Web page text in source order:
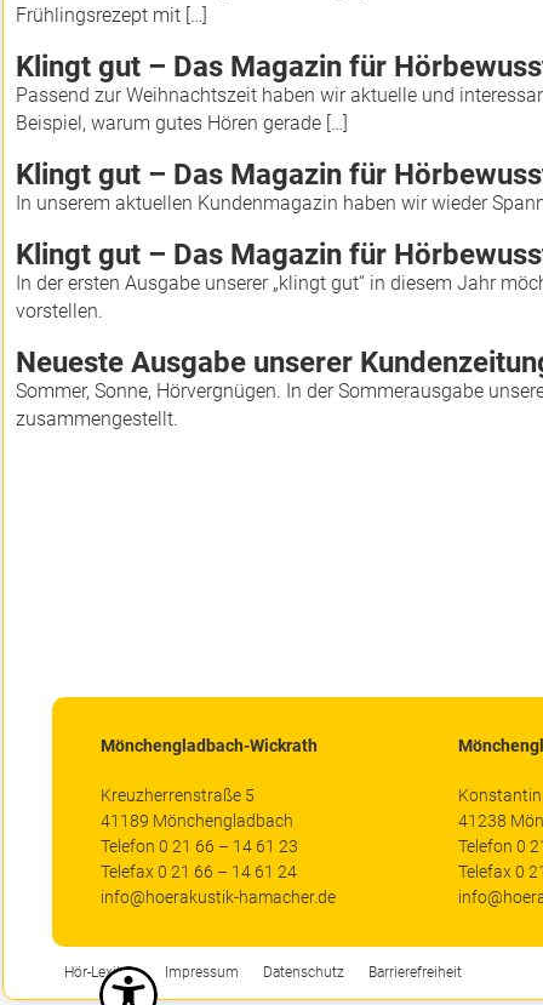
Frühlingsrezept mit […]
Klingt gut – Das Magazin für
Passend zur Weihnachtszeit haben wir aktuelle und
Beispiel, warum gutes Hören gerade […]
Klingt gut – Das Magazin für
In unserem aktuellen Kundenmagazin haben wir wieder
Klingt gut – Das Magazin für
In der ersten Ausgabe unserer „klingt gut“ in diesem Jahr
vorstellen.
Neueste Ausgabe unserer
Sommer, Sonne, Hörvergnügen. In der Sommerausgabe
zusammengestellt.
Mönchengladbach-Wickrath
Kreuzherrenstraße 5
41189 Mönchengladbach
Telefon 0 21 66 – 14 61 23
Telefax 0 21 66 – 14 61 24
info@hoerakustik-hamacher.de
41238
Telefon 0
Telefax 0
Hör-Lexikon Impressum Datenschutz Barrierefreiheit